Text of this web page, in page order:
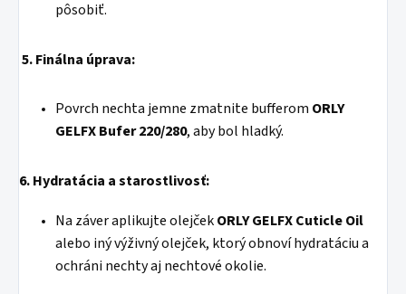
pôsobiť.
5. Finálna úprava:
Povrch nechta jemne zmatnite bufferom ORLY
GELFX Bufer 220/280, aby bol hladký.
6. Hydratácia a starostlivosť:
Na záver aplikujte olejčekORLY GELFX Cuticle Oil
alebo iný výživný olejček, ktorý obnoví hydratáciu a
ochráni nechty aj nechtové okolie.